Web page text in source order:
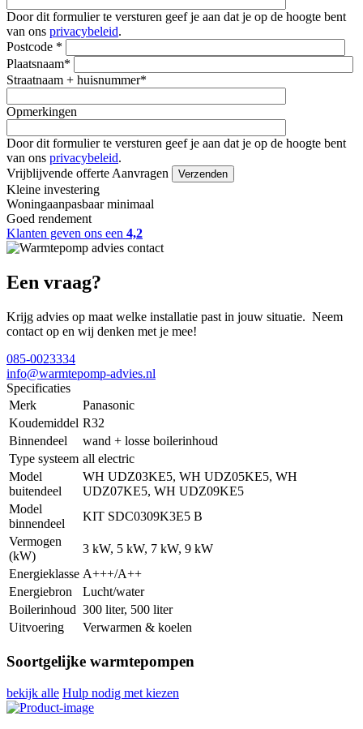
Door dit formulier te versturen geef je aan dat je op de hoogte bent
van ons privacybeleid.
Postcode *
Plaatsnaam*
Straatnaam + huisnummer*
Opmerkingen
Door dit formulier te versturen geef je aan dat je op de hoogte bent
van ons privacybeleid.
Vrijblijvende offerte Aanvragen
Kleine investering
Woningaanpasbaar minimaal
Goed rendement
Klanten geven ons een 4,2
Een vraag?
Krijg advies op maat welke installatie past in jouw situatie. Neem
contact op en wij denken met je mee!
085-0023334
info@warmtepomp-advies.nl
Specificaties
Merk
Panasonic
Koudemiddel R32
Binnendeel
wand + losse boilerinhoud
Type systeem all electric
Model
buitendeel
WH UDZ03KE5, WH UDZ05KE5, WH
UDZ07KE5, WH UDZ09KE5
Model
binnendeel
KIT SDC0309K3E5 B
Vermogen
(kW)
3 kW, 5 kW, 7 kW, 9 kW
Energieklasse A+++/A++
Energiebron
Lucht/water
Boilerinhoud 300 liter, 500 liter
Uitvoering
Verwarmen & koelen
Soortgelijke warmtepompen
bekijk alle Hulp nodig met kiezen